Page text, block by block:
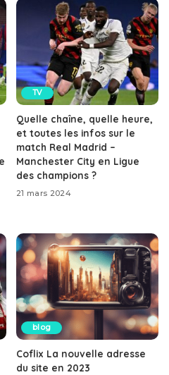
TV
Quelle chaîne, quelle heure,
et toutes les infos sur le
match Real Madrid –
Manchester City en Ligue
des champions ?
21 mars 2024
blog
Coflix La nouvelle adresse
du site en 2023